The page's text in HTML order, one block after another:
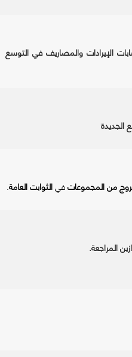
الإيرادات والمصاريف في التوسع
الجديدة
من المجموعاتفيالثوابت العامة.
المراجعة.